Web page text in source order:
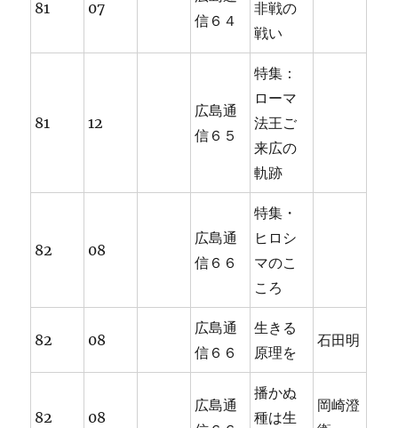
81 07
信６４
非戦の
戦い
81 12
広島通
信６５
特集：
ローマ
法王ご
来広の
軌跡
82 08
広島通
信６６
特集・
ヒロシ
マのこ
ころ
82 08
広島通
信６６
生きる
原理を
石田明
82 08
広島通
播かぬ
種は生
岡崎澄